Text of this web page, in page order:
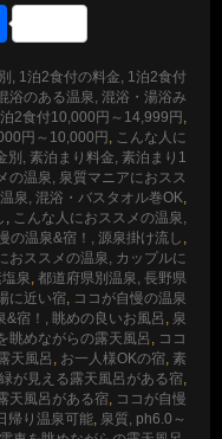
共
有
, 1泊2食付の料金, 1泊2食付
浴のある温泉, 混浴・湯浴み
2食付10,000円～14,999円 ,
円～10,000円 , こんな人に
別, 素泊まり料金, 素泊まり1
の温泉, 泉質マニアにおスス
泉, 混浴・バスタオル巻OK,
, こんな人におススメの温泉,
の温泉&宿！, 源泉掛け流し ,
おススメの温泉, カップルに
泉, 都道府県別温泉, 長野県
に近い宿, ココが自慢の温泉
&宿！, 眺めの良いお風呂 , 泉
眺めながらの露天風呂 , ココ
天風呂 , お一人様OKの宿, 素
が見える露天風呂がある宿,
天風呂がある宿, ココが自慢
帰り温泉可能, 泉質, ph6.0～